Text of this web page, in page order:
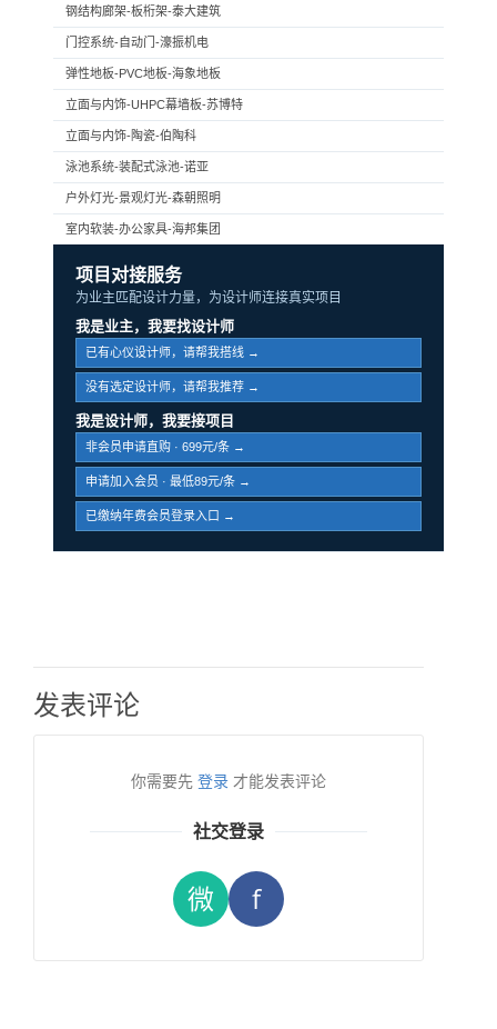
钢结构廊架-板桁架-泰大建筑
门控系统-自动门-濠振机电
弹性地板-PVC地板-海象地板
立面与内饰-UHPC幕墙板-苏博特
立面与内饰-陶瓷-伯陶科
泳池系统-装配式泳池-诺亚
户外灯光-景观灯光-森朝照明
室内软装-办公家具-海邦集团
项目对接服务
为业主匹配设计力量，为设计师连接真实项目
我是业主，我要找设计师
已有心仪设计师，请帮我搭线 →
没有选定设计师，请帮我推荐 →
我是设计师，我要接项目
非会员申请直购 · 699元/条 →
申请加入会员 · 最低89元/条 →
已缴纳年费会员登录入口 →
发表评论
你需要先 登录 才能发表评论
社交登录
微 f